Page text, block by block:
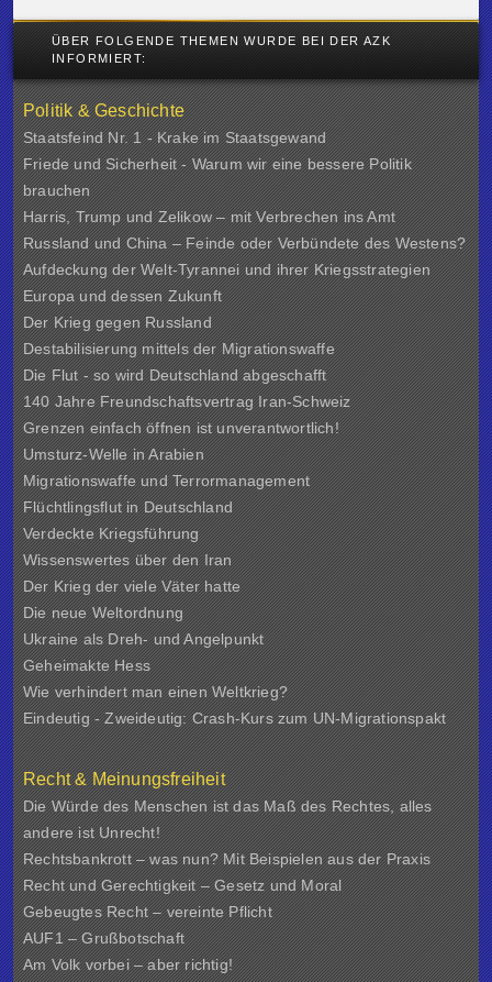
ÜBER FOLGENDE THEMEN WURDE BEI DER AZK
INFORMIERT:
Politik & Geschichte
Staatsfeind Nr. 1 - Krake im Staatsgewand
Friede und Sicherheit - Warum wir eine bessere Politik
brauchen
Harris, Trump und Zelikow – mit Verbrechen ins Amt
Russland und China – Feinde oder Verbündete des Westens?
Aufdeckung der Welt-Tyrannei und ihrer Kriegsstrategien
Europa und dessen Zukunft
Der Krieg gegen Russland
Destabilisierung mittels der Migrationswaffe
Die Flut - so wird Deutschland abgeschafft
140 Jahre Freundschaftsvertrag Iran-Schweiz
Grenzen einfach öffnen ist unverantwortlich!
Umsturz-Welle in Arabien
Migrationswaffe und Terrormanagement
Flüchtlingsflut in Deutschland
Verdeckte Kriegsführung
Wissenswertes über den Iran
Der Krieg der viele Väter hatte
Die neue Weltordnung
Ukraine als Dreh- und Angelpunkt
Geheimakte Hess
Wie verhindert man einen Weltkrieg?
Eindeutig - Zweideutig: Crash-Kurs zum UN-Migrationspakt
Recht & Meinungsfreiheit
Die Würde des Menschen ist das Maß des Rechtes, alles
andere ist Unrecht!
Rechtsbankrott – was nun? Mit Beispielen aus der Praxis
Recht und Gerechtigkeit – Gesetz und Moral
Gebeugtes Recht – vereinte Pflicht
AUF1 – Grußbotschaft
Am Volk vorbei – aber richtig!